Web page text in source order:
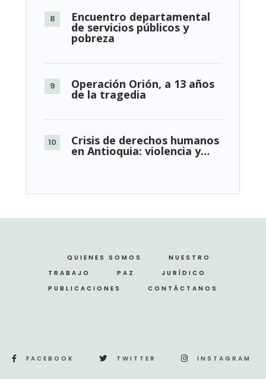
Encuentro departamental
de servicios públicos y
pobreza
Operación Orión, a 13 años
de la tragedia
Crisis de derechos humanos
en Antioquia: violencia y…
QUIENES SOMOS
NUESTRO
TRABAJO
PAZ
JURÍDICO
PUBLICACIONES
CONTÁCTANOS
FACEBOOK TWITTER INSTAGRAM